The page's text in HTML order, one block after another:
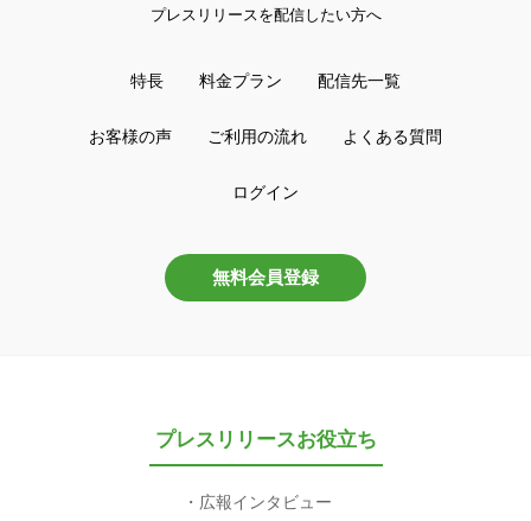
プレスリリースを配信したい方へ
特長 料金プラン 配信先一覧
お客様の声 ご利用の流れ よくある質問
ログイン
無料会員登録
プレスリリースお役立ち
広報インタビュー